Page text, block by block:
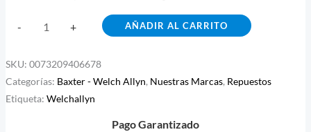
- + AÑADIR AL CARRITO
SKU:0073209406678
Categorías: Baxter - Welch Allyn, Nuestras Marcas, Repuestos
Etiqueta:Welchallyn
Pago Garantizado